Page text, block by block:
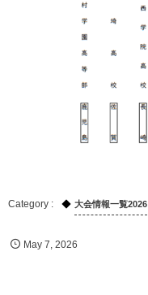
大会情報一覧2026
May 7 ,2026